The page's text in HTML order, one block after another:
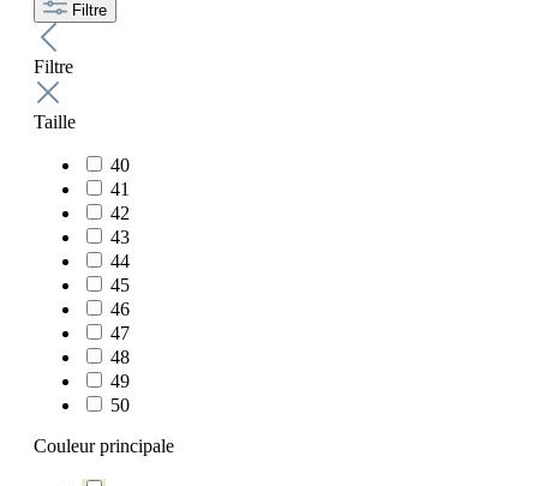
Filtre
Filtre
Taille
40
41
42
43
44
45
46
47
48
49
50
Couleur principale